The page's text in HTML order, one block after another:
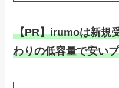
【PR】irumoは新規
わりの低容量で安い